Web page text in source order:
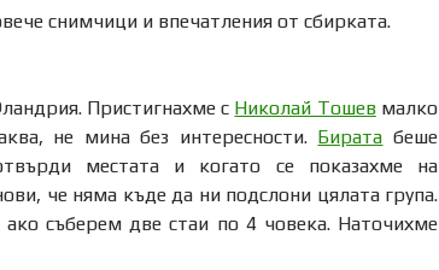
снимчици и впечатления от сбирката.
Пристигнахме с Николай Тошевмалко
не мина без интересности. Бирата беше
местата и когато се показахме на
че няма къде да ни подслони цялата група.
съберем две стаи по 4 човека. Наточихме